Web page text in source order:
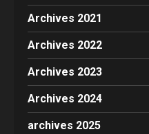
Archives 2021
Archives 2022
Archives 2023
Archives 2024
archives 2025